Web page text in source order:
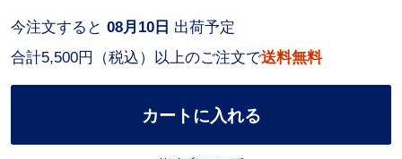
合計5,500円（税込）以上のご注文で送料無料
今注文すると 08月10日 出荷予定
カートに入れる